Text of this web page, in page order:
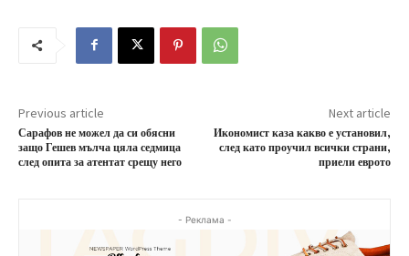
Previous article
Сарафов не можел да си обясни
защо Гешев мълча цяла седмица
след опита за атентат срещу него
Next article
Икономист каза какво е установил,
след като проучил всички страни,
приели еврото
- Реклама -